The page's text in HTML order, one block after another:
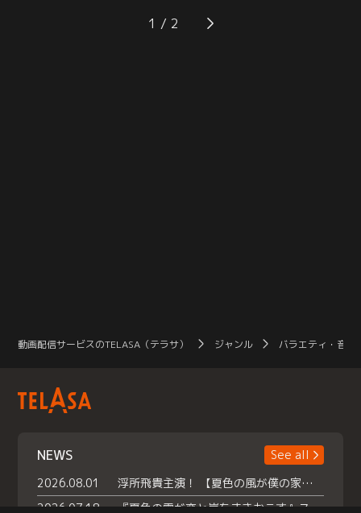
今回は…スタジオを飛び出し「カッ
プル対抗！胸キュンデート動画対
る「もあすた成長中！！」をお届
1
動画配信サービスのTELASA（テラサ） ジャンル バラエティ・音楽
NEWS
See all
2026.08.01
浮所飛貴主演！ 【夏色の風が僕の家にやってきた】 本日よりテラサで独占配信スタート！
2026.07.18
『夏色の雲が恋と嵐をまきおこす』スペシャルメイキング 【Part1】2026年７月18日（土）23時30分～配信スタート！話題のシーンの裏側を大公開！豪華キャスト大集合！ 『武宮家 真夏の家族会議』開催！